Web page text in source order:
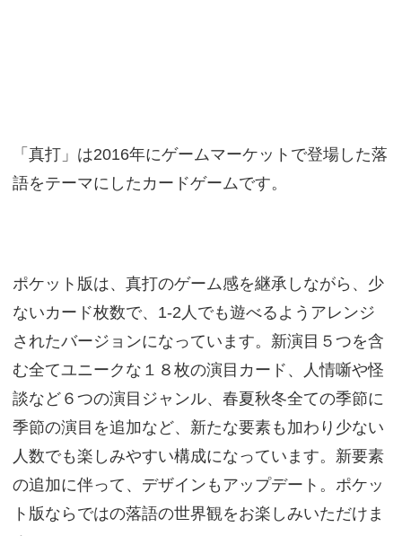
「真打」は2016年にゲームマーケットで登場した落
語をテーマにしたカードゲームです。
ポケット版は、真打のゲーム感を継承しながら、少
ないカード枚数で、1-2人でも遊べるようアレンジ
されたバージョンになっています。新演目５つを含
む全てユニークな１８枚の演目カード、人情噺や怪
談など６つの演目ジャンル、春夏秋冬全ての季節に
季節の演目を追加など、新たな要素も加わり少ない
人数でも楽しみやすい構成になっています。新要素
の追加に伴って、デザインもアップデート。ポケッ
ト版ならではの落語の世界観をお楽しみいただけま